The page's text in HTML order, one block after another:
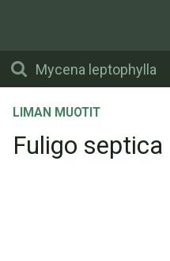
LIMAN MUOTIT
Fuligo septica